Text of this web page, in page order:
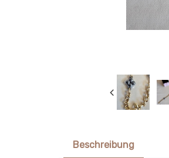
Beschreibung